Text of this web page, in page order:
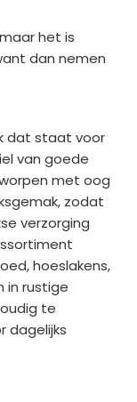
het is
dan nemen
dat staat voor
van goede
met oog
zodat
verzorging
hoeslakens,
in rustige
te
dagelijks